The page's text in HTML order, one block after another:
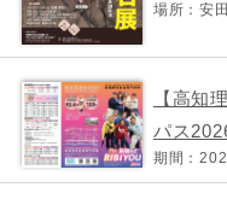
場所：安
【高知
パス
期間：